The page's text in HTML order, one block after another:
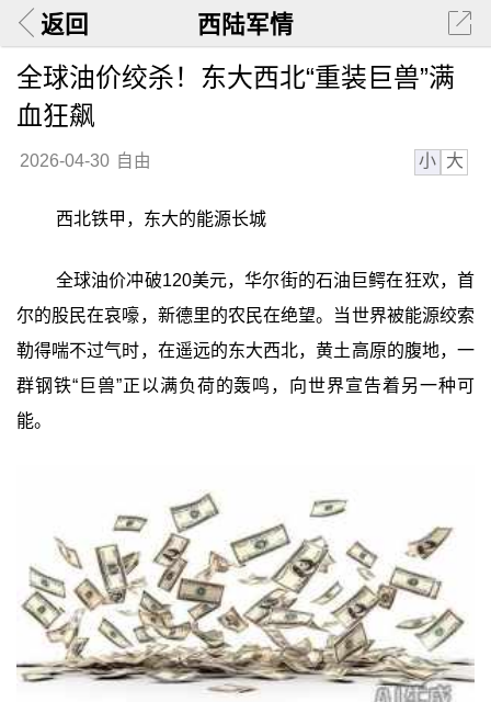
返回 西陆军情
全球油价绞杀！东大西北“重装巨兽”满
血狂飙
2026-04-30 自由 小 大
西北铁甲，东大的能源长城
全球油价冲破120美元，华尔街的石油巨鳄在狂欢，首
尔的股民在哀嚎，新德里的农民在绝望。当世界被能源绞索
勒得喘不过气时，在遥远的东大西北，黄土高原的腹地，一
群钢铁“巨兽”正以满负荷的轰鸣，向世界宣告着另一种可
能。